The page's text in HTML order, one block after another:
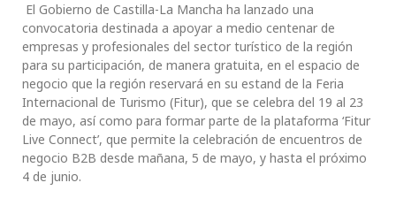
El Gobierno de Castilla-La Mancha ha lanzado una
convocatoria destinada a apoyar a medio centenar de
empresas y profesionales del sector turístico de la región
para su participación, de manera gratuita, en el espacio de
negocio que la región reservará en su estand de la Feria
Internacional de Turismo (Fitur), que se celebra del 19 al 23
de mayo, así como para formar parte de la plataforma ‘Fitur
Live Connect’, que permite la celebración de encuentros de
negocio B2B desde mañana, 5 de mayo, y hasta el próximo
4 de junio.